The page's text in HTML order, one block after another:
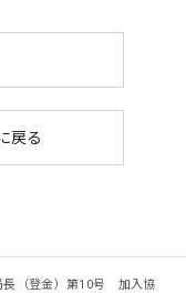
戻る
長（登金）第10号 加入協